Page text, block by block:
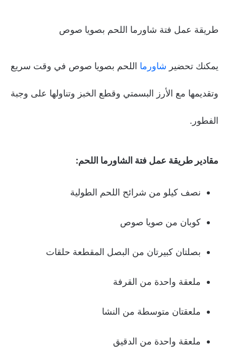
طريقة عمل فتة شاورما اللحم بصويا صوص
يمكنك تحضير شاورما اللحم بصويا صوص في وقت سريع
وتقديمها مع الأرز البسمتي وقطع الخبز وتناولها على وجبة
الفطور.
مقادير طريقة عمل فتة الشاورما اللحم:
نصف كيلو من شرائح اللحم الطولية
كوبان من صويا صوص
بصلتان كبيرتان من البصل المقطعة حلقات
ملعقة واحدة من القرفة
ملعقتان متوسطة من النشا
ملعقة واحدة من الدقيق